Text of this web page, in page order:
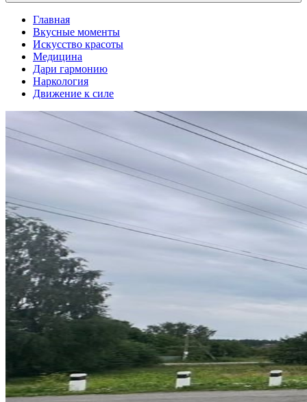
Главная
Вкусные моменты
Искусство красоты
Медицина
Дари гармонию
Наркология
Движение к силе